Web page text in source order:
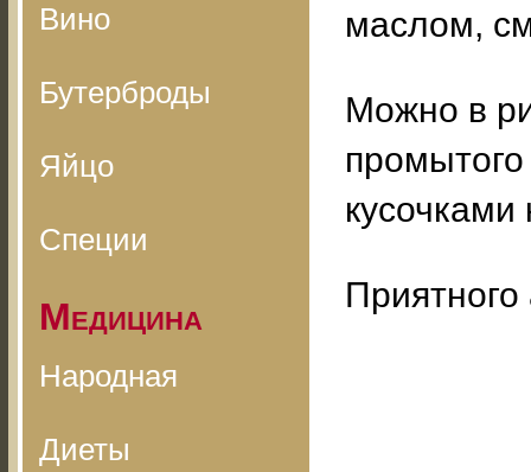
Вино
Бутерброды
Яйцо
Специи
Медицина
Народная
Диеты
маслом,
Можно в
кусочками
Приятного